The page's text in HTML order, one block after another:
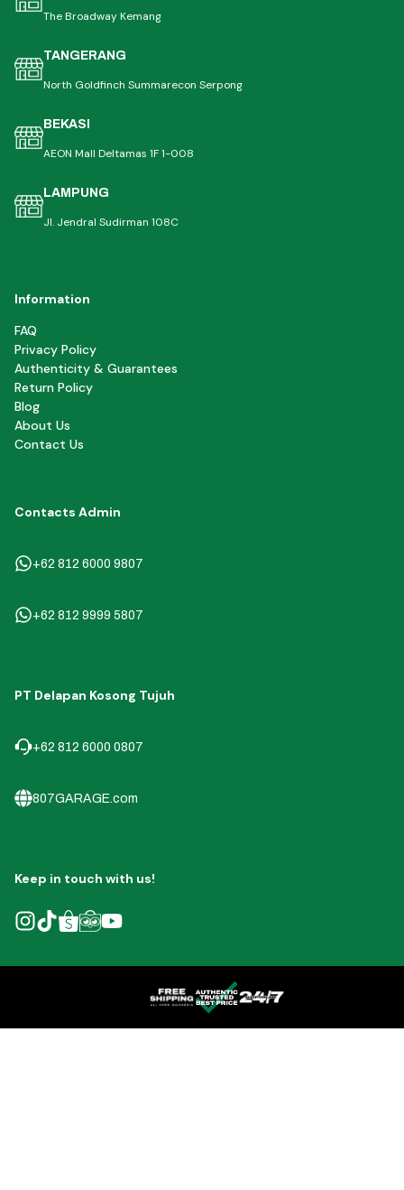
The Broadway Kemang
TANGERANG
North Goldfinch Summarecon Serpong
BEKASI
AEON Mall Deltamas 1F 1-008
LAMPUNG
Jl. Jendral Sudirman 108C
Information
FAQ
Privacy Policy
Authenticity & Guarantees
Return Policy
Blog
About Us
Contact Us
Contacts Admin
+62 812 6000 9807
+62 812 9999 5807
PT Delapan Kosong Tujuh
+62 812 6000 0807
807GARAGE.com
Keep in touch with us!